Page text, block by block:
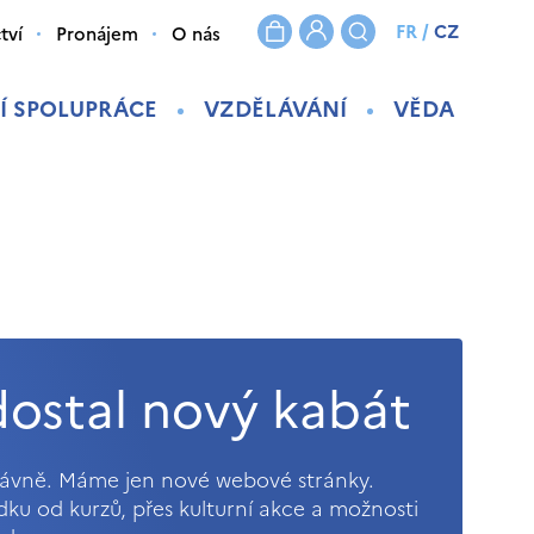
SPOLUPRÁCE VZDĚLÁVÁNÍ VĚDA
Pronájem O nás FR/CZ
nový kabát
Máme jen nové webové stránky.
od kurzů, přes kulturní akce a možnosti